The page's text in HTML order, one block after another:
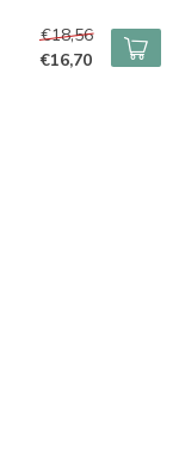
€18,56
€16,70